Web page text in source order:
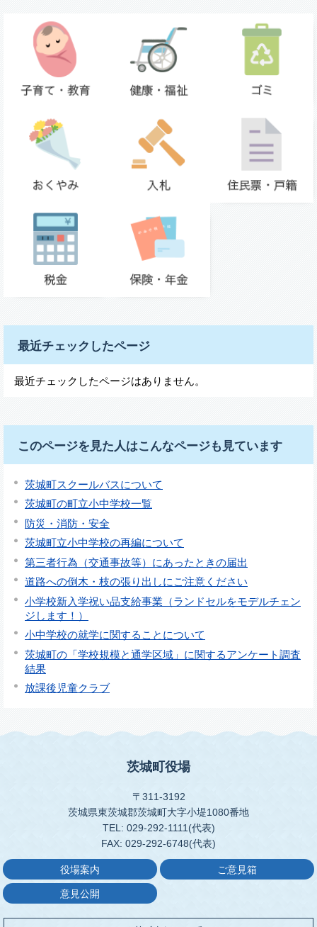
最近チェックしたページ
最近チェックしたページはありません。
このページを見た人はこんなページも見ています
茨城町スクールバスについて
茨城町の町立小中学校一覧
防災・消防・安全
茨城町立小中学校の再編について
第三者行為（交通事故等）にあったときの届出
道路への倒木・枝の張り出しにご注意ください
小学校新入学祝い品支給事業（ランドセルをモデルチェン
ジします！）
小中学校の就学に関することについて
茨城町の「学校規模と通学区域」に関するアンケート調査
結果
放課後児童クラブ
茨城町役場
〒311-3192
茨城県東茨城郡茨城町大字小堤1080番地
TEL: 029-292-1111(代表)
FAX: 029-292-6748(代表)
役場案内 ご意見箱
意見公開